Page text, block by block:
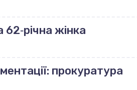
62‐річна жінка
прокуратура